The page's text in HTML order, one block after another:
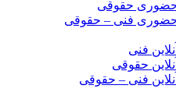
حقوقی
فنی – حقوقی
فنی
حقوقی
فنی – حقوقی